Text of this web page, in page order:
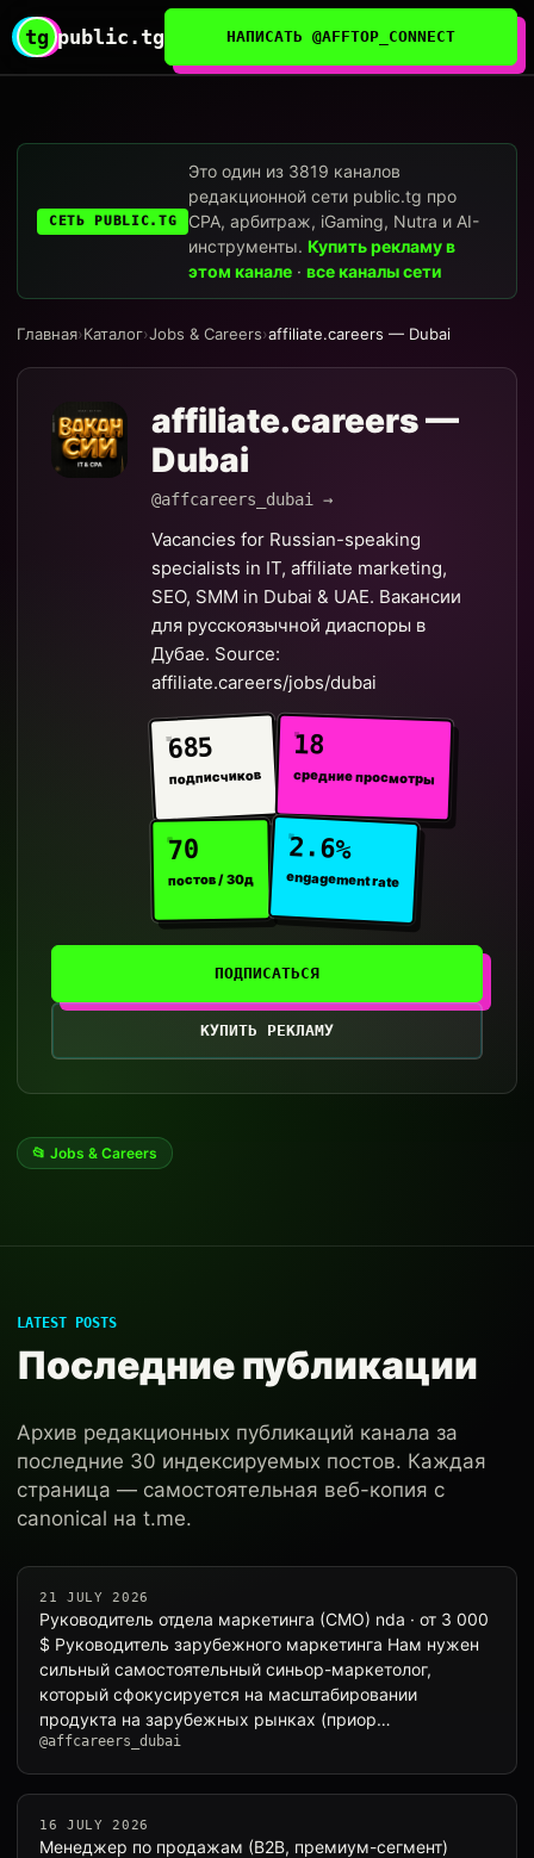
tg public.tg НАПИСАТЬ @AFFTOP_CONNECT
СЕТЬ PUBLIC.TG
Это один из 3819 каналов
редакционной сети public.tg про
CPA, арбитраж, iGaming, Nutra и AI-
инструменты.Купить рекламу в
этом канале ·все каналы сети
Главная›Каталог›Jobs & Careers›affiliate.careers — Dubai
affiliate.careers —
Dubai
@affcareers_dubai →
Vacancies for Russian-speaking
specialists in IT, affiliate marketing,
SEO, SMM in Dubai & UAE. Вакансии
для русскоязычной диаспоры в
Дубае. Source:
affiliate.careers/jobs/dubai
685
подписчиков
18
средние просмотры
70
постов / 30д
2.6%
engagement rate
ПОДПИСАТЬСЯ
КУПИТЬ РЕКЛАМУ
📂 Jobs & Careers
LATEST POSTS
Последние публикации
Архив редакционных публикаций канала за
последние 30 индексируемых постов. Каждая
страница — самостоятельная веб-копия с
canonical на t.me.
21 JULY 2026
Руководитель отдела маркетинга (CMO) nda · от 3 000
$ Руководитель зарубежного маркетинга Нам нужен
сильный самостоятельный синьор-маркетолог,
который сфокусируется на масштабировании
продукта на зарубежных рынках (приор…
@affcareers_dubai
16 JULY 2026
Менеджер по продажам (B2B, премиум-сегмент)